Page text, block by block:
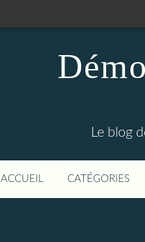
Le blog
ACCUEIL CATÉGORIES